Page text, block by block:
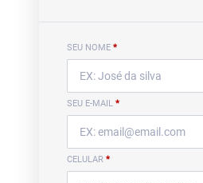
SEU NOME *
SEU E-MAIL *
CELULAR *